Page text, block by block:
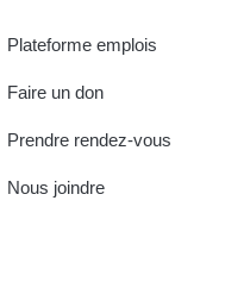
Plateforme emplois
Faire un don
Prendre rendez-vous
Nous joindre